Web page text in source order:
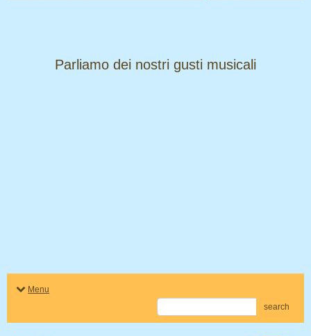
​​​​​​​Parliamo dei nostri gusti musicali
Menu
search